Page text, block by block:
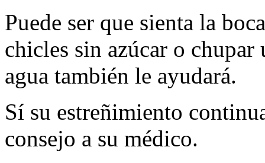
Puede ser que sienta la
chicles sin azúcar o
agua también le ayudará.
Sí su estreñimiento
consejo a su médico.